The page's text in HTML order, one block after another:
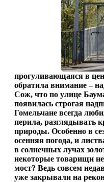
прогуливающаяся в
обратила внимание –
Сож, что по улице
появилась строгая
Гомельчане всегда
перила, разглядывать
природы. Особенно в
осенняя погода, и
в солнечных лучах
некоторые товарищи
мост? Ведь совсем
уже закрывали на